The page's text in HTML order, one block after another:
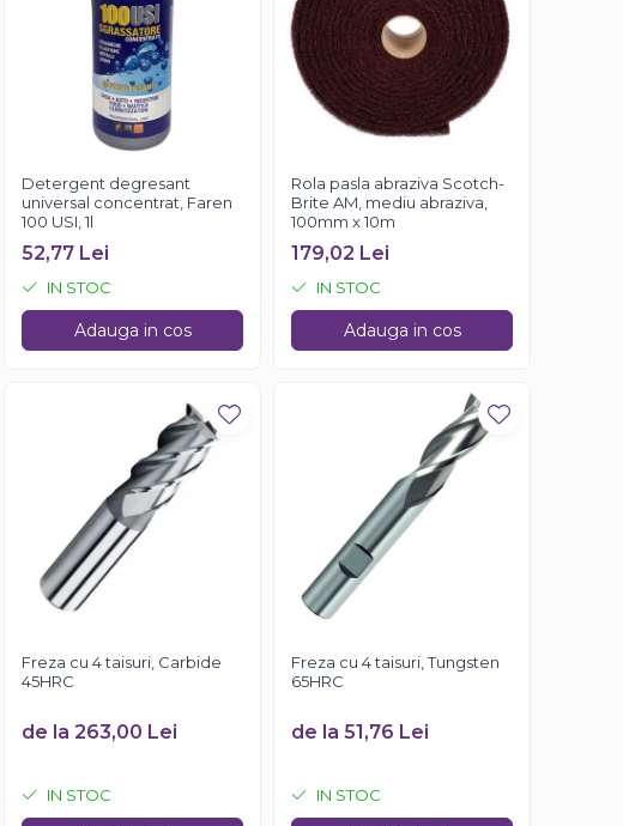
Detergent degresant
universal concentrat, Faren
100 USI, 1l
52,77 Lei
IN STOC
Adauga in cos
Rola pasla abraziva Scotch-
Brite AM, mediu abraziva,
100mm x 10m
179,02 Lei
IN STOC
Adauga in cos
Freza cu 4 taisuri, Carbide
45HRC
de la 263,00 Lei
IN STOC
Freza cu 4 taisuri, Tungsten
65HRC
de la 51,76 Lei
IN STOC